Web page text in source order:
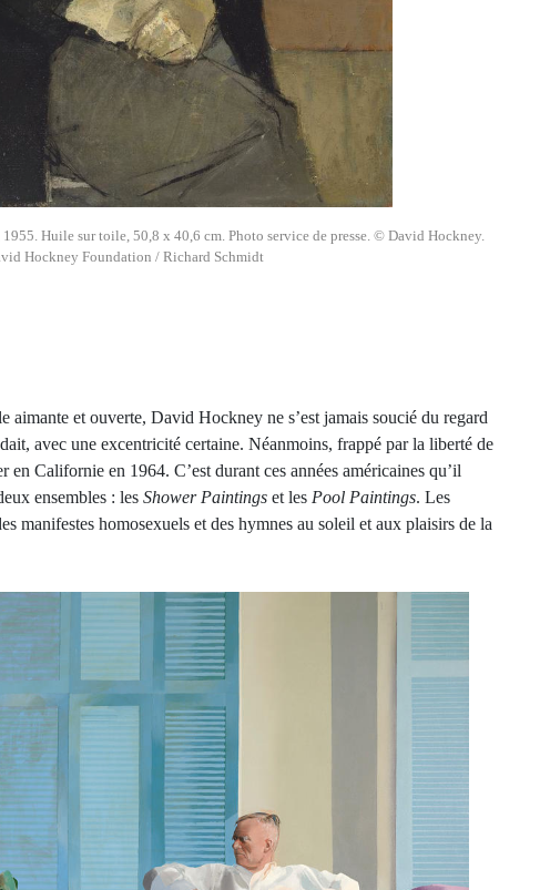
Huile sur toile, 50,8 x 40,6 cm. Photo service de presse. © David Hockney.
Hockney Foundation / Richard Schmidt
aimante et ouverte, David Hockney ne s’est jamais soucié du regard
avec une excentricité certaine. Néanmoins, frappé par la liberté de
Californie en 1964. C’est durant ces années américaines qu’il
ensembles : les Shower Paintings et les Pool Paintings. Les
manifestes homosexuels et des hymnes au soleil et aux plaisirs de la